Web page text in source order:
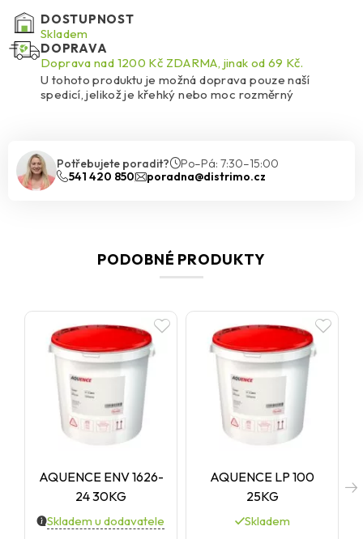
DOSTUPNOST
Skladem
DOPRAVA
Doprava nad 1200 Kč ZDARMA, jinak od 69 Kč.
U tohoto produktu je možná doprava pouze naší
spedicí, jelikož je křehký nebo moc rozměrný
Potřebujete poradit?
Po–Pá: 7:30–15:00
541 420 850
poradna@distrimo.cz
PODOBNÉ PRODUKTY
AQUENCE ENV 1626-
24 30KG
Skladem u dodavatele
AQUENCE LP 100
25KG
Skladem